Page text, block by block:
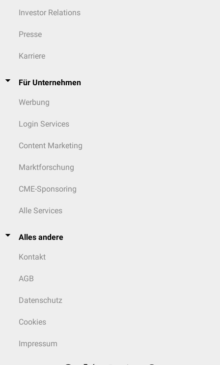
Investor Relations
Presse
Karriere
Für Unternehmen
Werbung
Login Services
Content Marketing
Marktforschung
CME-Sponsoring
Alle Services
Alles andere
Kontakt
AGB
Datenschutz
Cookies
Impressum